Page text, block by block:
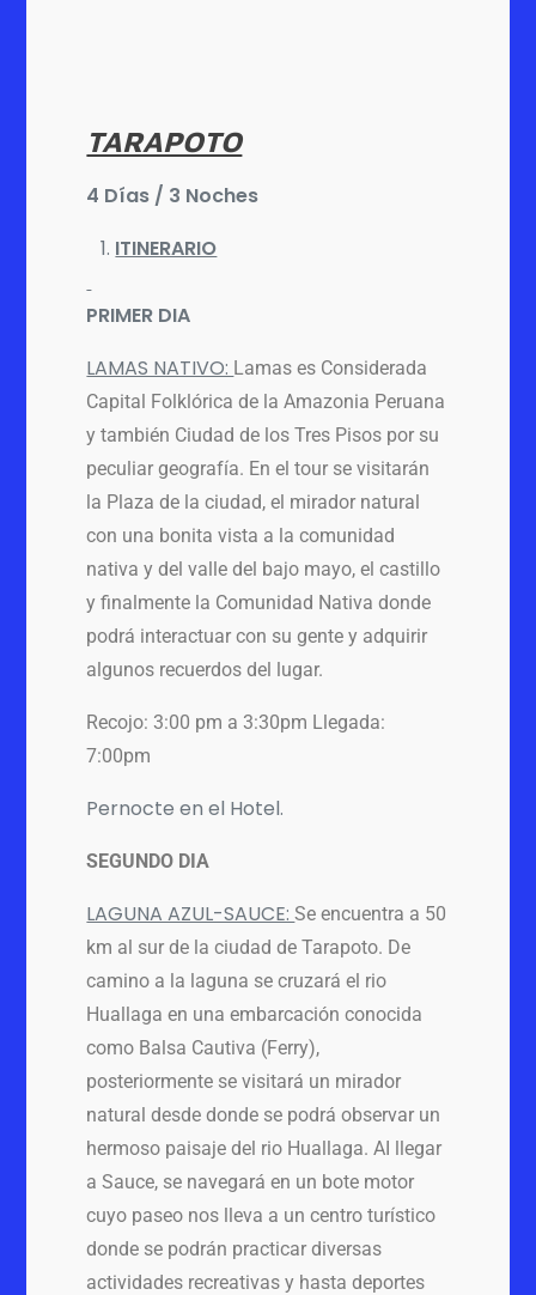
TARAPOTO
4 Días / 3 Noches
ITINERARIO
PRIMER DIA
LAMAS NATIVO: Lamas es Considerada
Capital Folklórica de la Amazonia Peruana
y también Ciudad de los Tres Pisos por su
peculiar geografía. En el tour se visitarán
la Plaza de la ciudad, el mirador natural
con una bonita vista a la comunidad
nativa y del valle del bajo mayo, el castillo
y finalmente la Comunidad Nativa donde
podrá interactuar con su gente y adquirir
algunos recuerdos del lugar.
Recojo: 3:00 pm a 3:30pm Llegada:
7:00pm
Pernocte en el Hotel.
SEGUNDO DIA
LAGUNA AZUL-SAUCE:Se encuentra a 50
km al sur de la ciudad de Tarapoto. De
camino a la laguna se cruzará el rio
Huallaga en una embarcación conocida
como Balsa Cautiva (Ferry),
posteriormente se visitará un mirador
natural desde donde se podrá observar un
hermoso paisaje del rio Huallaga. AI llegar
a Sauce, se navegará en un bote motor
cuyo paseo nos lleva a un centro turístico
donde se podrán practicar diversas
actividades recreativas y hasta deportes